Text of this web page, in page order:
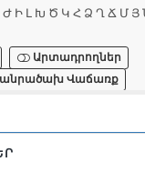
Ժ Ի Լ Խ Ծ Կ Հ Ձ Ղ Ճ Մ Յ
Արտադրողներ
Վաճառք